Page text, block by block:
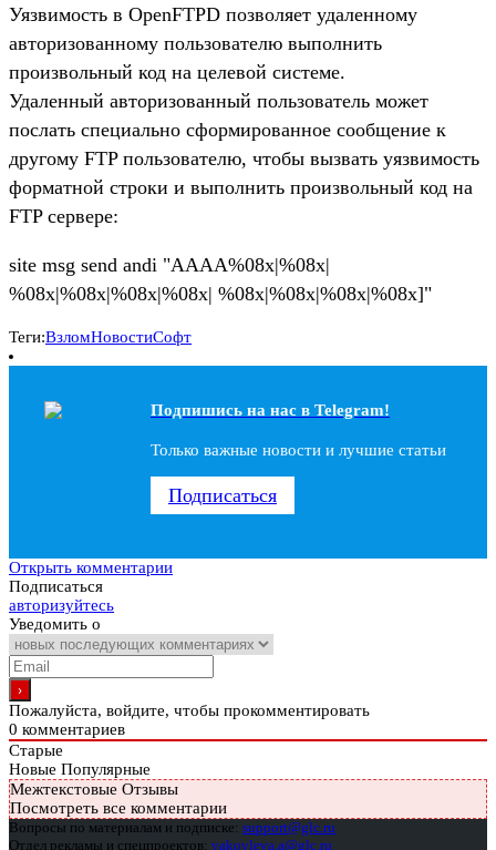
Уязвимость в OpenFTPD позволяет удаленному
авторизованному пользователю выполнить
произвольный код на целевой системе.
Удаленный авторизованный пользователь может
послать специально сформированное сообщение к
другому FTP пользователю, чтобы вызвать уязвимость
форматной строки и выполнить произвольный код на
FTP сервере:
site msg send andi "AAAA%08x|%08x|
%08x|%08x|%08x|%08x| %08x|%08x|%08x|%08x]"
Теги:ВзломНовостиСофт
Подпишись на наc в Telegram!
Только важные новости и лучшие статьи
Подписаться
Открыть комментарии
Подписаться
авторизуйтесь
Уведомить о
Пожалуйста, войдите, чтобы прокомментировать
0 комментариев
Старые
Новые Популярные
Межтекстовые Отзывы
Посмотреть все комментарии
Вопросы по материалам и подписке: support@glc.ru
Отдел рекламы и спецпроектов: yakovleva.a@glc.ru